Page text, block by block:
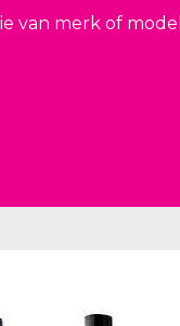
van merk of model